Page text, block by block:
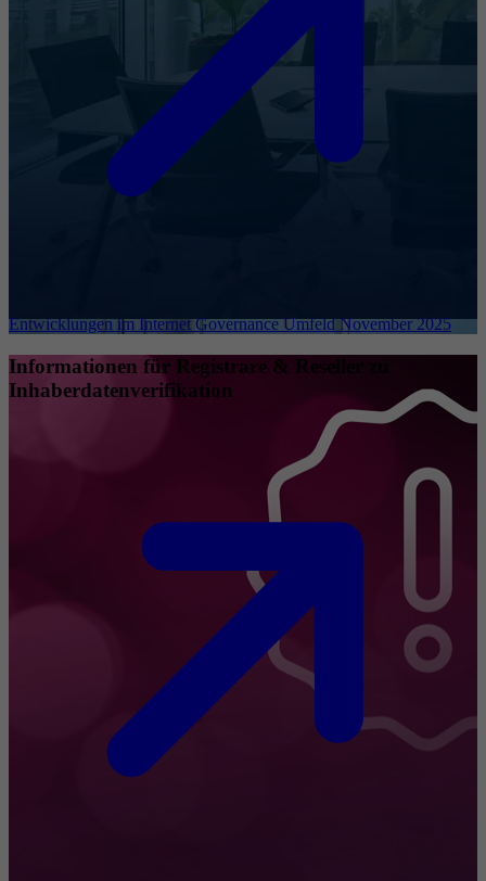
Entwicklungen im Internet Governance Umfeld November 2025
Informationen für Registrare & Reseller zu
Inhaberdatenverifikation